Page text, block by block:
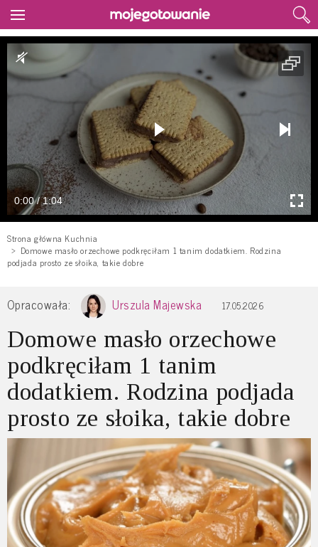
0:00 / 1:04
Strona główna Kuchnia
Domowe masło orzechowe podkręciłam 1 tanim dodatkiem. Rodzina
podjada prosto ze słoika, takie dobre
Opracowała: Urszula Majewska 17.05.2026
Domowe masło orzechowe
podkręciłam 1 tanim
dodatkiem. Rodzina podjada
prosto ze słoika, takie dobre